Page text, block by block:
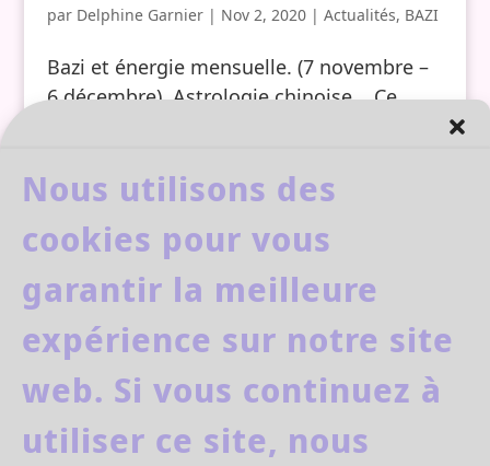
Nous utilisons des
cookies pour vous
garantir la meilleure
expérience sur notre site
web. Si vous continuez à
utiliser ce site, nous
par Delphine Garnier| Nov 2, 2020| Actualités, BAZI
Bazi et énergie mensuelle. (7 novembre –
6 décembre). Astrologie chinoise. Ce
chinois. Bienvenue au Cochon 亥,
marque le début...
facebook
youtube